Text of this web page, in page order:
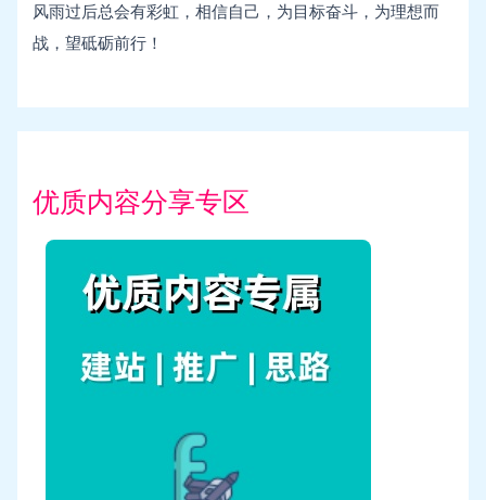
风雨过后总会有彩虹，相信自己，为目标奋斗，为理想而
战，望砥砺前行！
优质内容分享专区